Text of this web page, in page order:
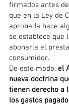
firmados antes
que en la Ley de
aprobada hace
se establece que
abonarla el
consumidor.
De este modo, el
nueva doctrina
tienen derecho a
los gastos